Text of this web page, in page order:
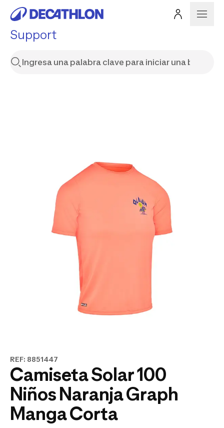
Support
REF: 8851447
Camiseta Solar 100
Niños Naranja Graph
Manga Corta